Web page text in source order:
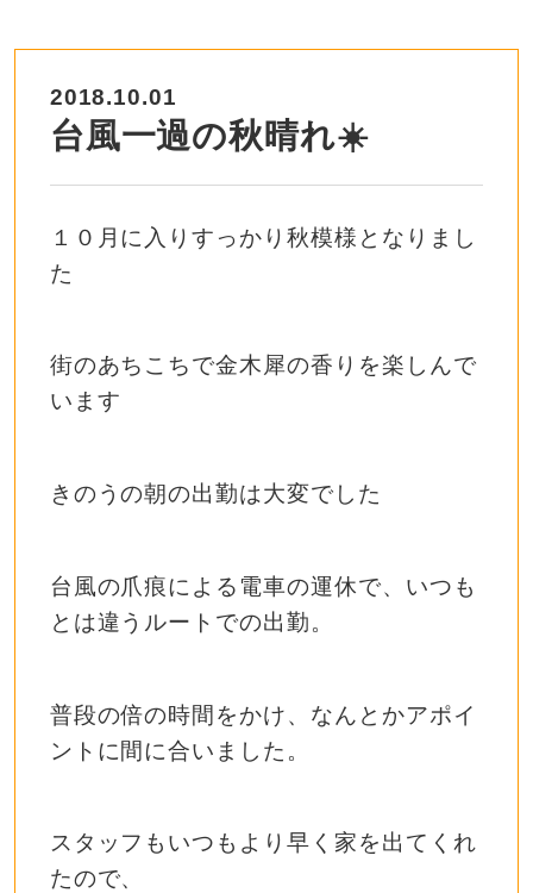
2018.10.01
台風一過の秋晴れ☀️
１０月に入りすっかり秋模様となりまし
た
街のあちこちで金木犀の香りを楽しんで
います
きのうの朝の出勤は大変でした
台風の爪痕による電車の運休で、いつも
とは違うルートでの出勤。
普段の倍の時間をかけ、なんとかアポイ
ントに間に合いました。
スタッフもいつもより早く家を出てくれ
たので、